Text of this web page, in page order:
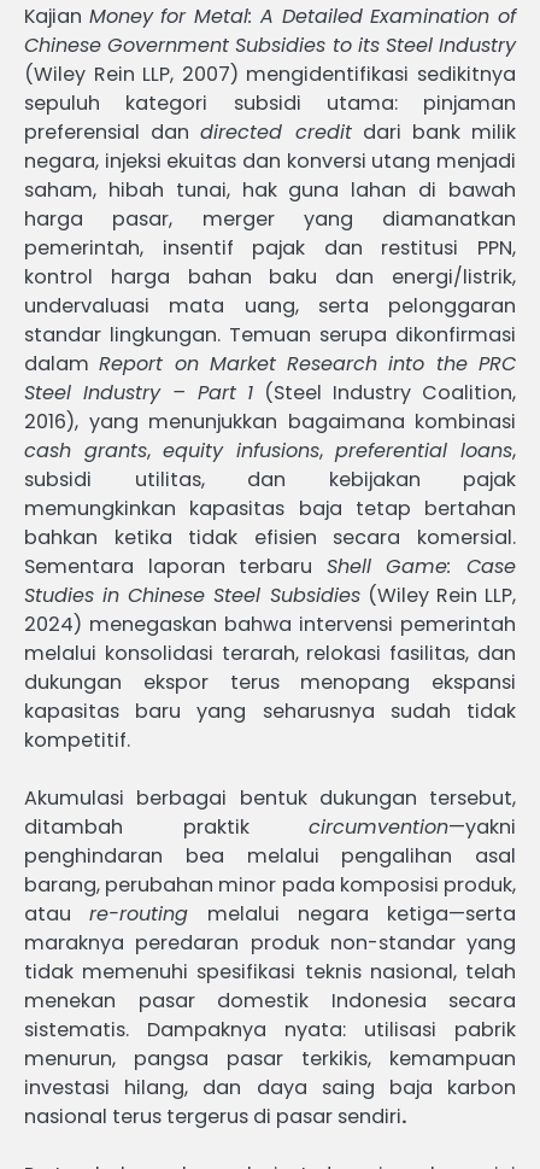
Kajian Money for Metal: A Detailed Examination of
Chinese Government Subsidies to its Steel Industry
(Wiley Rein LLP, 2007) mengidentifikasi sedikitnya
sepuluh kategori subsidi utama: pinjaman
preferensial dandirected creditdari bank milik
negara, injeksi ekuitas dan konversi utang menjadi
saham, hibah tunai, hak guna lahan di bawah
harga pasar, merger yang diamanatkan
pemerintah, insentif pajak dan restitusi PPN,
kontrol harga bahan baku dan energi/listrik,
undervaluasi mata uang, serta pelonggaran
standar lingkungan. Temuan serupa dikonfirmasi
dalamReport on Market Research into the PRC
Steel Industry – Part 1 (Steel Industry Coalition,
2016), yang menunjukkan bagaimana kombinasi
cash grants, equity infusions, preferential loans,
subsidi utilitas, dan kebijakan pajak
memungkinkan kapasitas baja tetap bertahan
bahkan ketika tidak efisien secara komersial.
Sementara laporan terbaru Shell Game: Case
Studies in Chinese Steel Subsidies(Wiley Rein LLP,
2024) menegaskan bahwa intervensi pemerintah
melalui konsolidasi terarah, relokasi fasilitas, dan
dukungan ekspor terus menopang ekspansi
kapasitas baru yang seharusnya sudah tidak
kompetitif.
Akumulasi berbagai bentuk dukungan tersebut,
ditambah praktik circumvention—yakni
penghindaran bea melalui pengalihan asal
barang, perubahan minor pada komposisi produk,
ataure-routing melalui negara ketiga—serta
maraknya peredaran produk non-standar yang
tidak memenuhi spesifikasi teknis nasional, telah
menekan pasar domestik Indonesia secara
sistematis. Dampaknya nyata: utilisasi pabrik
menurun, pangsa pasar terkikis, kemampuan
investasi hilang, dan daya saing baja karbon
nasional terus tergerus di pasar sendiri.